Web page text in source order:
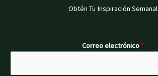
Obtén Tu Inspiración Semanal
Correo electrónico *